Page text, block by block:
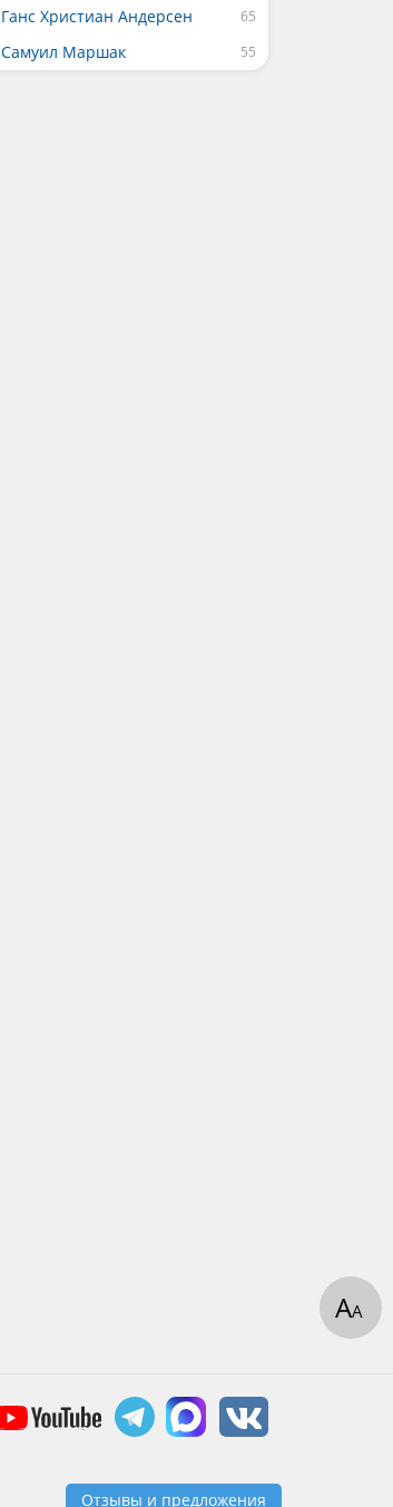
Ганс Христиан Андерсен
Самуил Маршак
АА
Отзывы и предложения